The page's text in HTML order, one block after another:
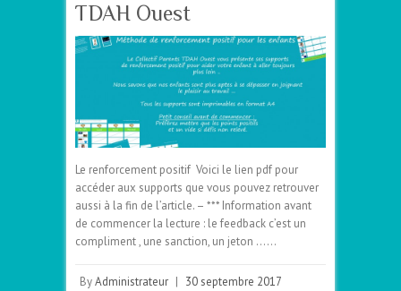
TDAH Ouest
Le renforcement positif Voici le lien pdf pour
accéder aux supports que vous pouvez retrouver
aussi à la fin de l’article. – *** Information avant
de commencer la lecture : le feedback c’est un
compliment , une sanction, un jeton ……
ByAdministrateur
30 septembre 2017